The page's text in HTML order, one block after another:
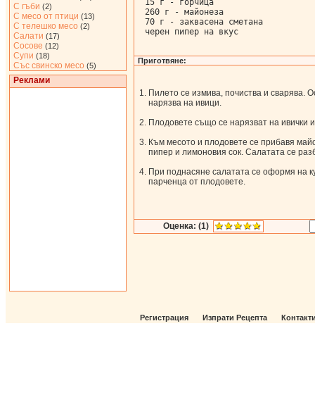
С гъби (2)
С месо от птици (13)
С телешко месо (2)
Салати (17)
Сосове (12)
Супи (18)
Със свинско месо (5)
Реклами
15 г - горчица
260 г - майонеза
70 г - заквасена сметана
черен пипер на вкус
Приготвяне:
Пилето се измива, почиства и сварява.
нарязва на ивици.
Плодовете също се нарязват на ивички
Към месото и плодовете се прибавя
пипер и лимоновия сок. Салатата се
При поднасяне салатата се оформя на
парченца от плодовете.
Оценка: (1)
Регистрация Изпрати Рецепта